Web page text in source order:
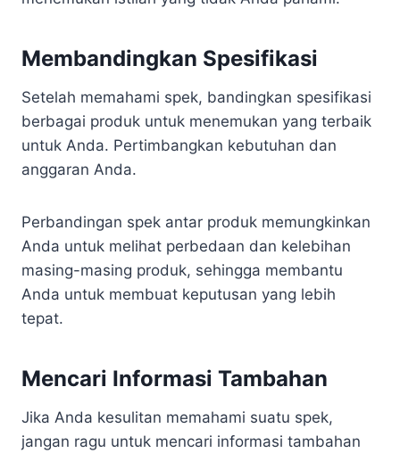
Membandingkan Spesifikasi
Setelah memahami spek, bandingkan spesifikasi
berbagai produk untuk menemukan yang terbaik
untuk Anda. Pertimbangkan kebutuhan dan
anggaran Anda.
Perbandingan spek antar produk memungkinkan
Anda untuk melihat perbedaan dan kelebihan
masing-masing produk, sehingga membantu
Anda untuk membuat keputusan yang lebih
tepat.
Mencari Informasi Tambahan
Jika Anda kesulitan memahami suatu spek,
jangan ragu untuk mencari informasi tambahan